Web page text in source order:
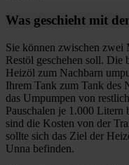
Was geschieht mit
Sie können zwischen zwei
Restöl geschehen soll. Die
Heizöl zum Nachbarn
Ihrem Tank zum Tank des
das Umpumpen von
Pauschalen je 1.000 Litern
sind die Kosten von der
sollte sich das Ziel der
Unna befinden.